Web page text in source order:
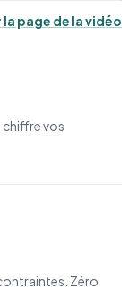
la page de la vidéo
chiffre vos
Zéro